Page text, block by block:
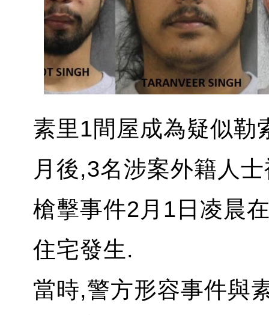
素里1間屋成為疑似勒
月後,3名涉案外籍人
槍擊事件2月1日凌晨
住宅發生.
當時,警方形容事件與